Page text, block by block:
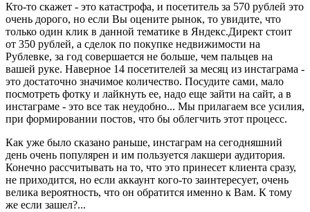
Кто-то скажет - это катастрофа, и посетитель за 570 рублей это
очень дорого, но если Вы оцените рынок, то увидите, что
только один клик в данной тематике в Яндекс.Директ стоит
от 350 рублей, а сделок по покупке недвижимости на
Рублевке, за год совершается не больше, чем пальцев на
вашей руке. Наверное 14 посетителей за месяц из инстаграма -
это достаточно значимое количество. Посудите сами, мало
посмотреть фотку и лайкнуть ее, надо еще зайти на сайт, а в
инстаграме - это все так неудобно... Мы прилагаем все усилия,
при формировании постов, что бы облегчить этот процесс.
Как уже было сказано раньше, инстаграм на сегодняшний
день очень популярен и им пользуется лакшери аудитория.
Конечно рассчитывать на то, что это принесет клиента сразу,
не приходится, но если аккаунт кого-то заинтересует, очень
велика вероятность, что он обратится именно к Вам. К тому
же если зашел?...